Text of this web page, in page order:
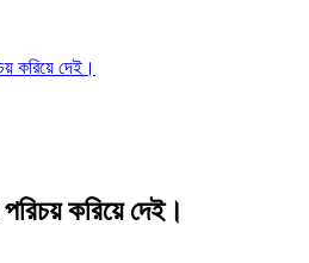
করিয়ে দেই।
পরিচয় করিয়ে দেই।